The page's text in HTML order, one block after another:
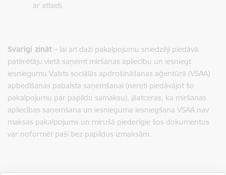
ar atlaidi.
Svarīgi zināt – lai arī daži pakalpojumu sniedzēji piedāvā
patērētāju vietā saņemt miršanas apliecību un iesniegt
iesniegumu Valsts sociālās apdrošināšanas aģentūrā (VSAA)
apbedīšanas pabalsta saņemšanai (nereti piedāvājot šo
pakalpojumu par papildu samaksu), jāatceras, ka miršanas
apliecības saņemšana un iesnieguma iesniegšana VSAA nav
maksas pakalpojums un mirušā piederīgie šos dokumentus
var noformēt paši bez papildus izmaksām.